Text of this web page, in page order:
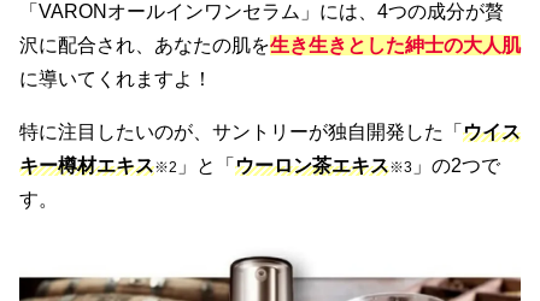
「VARONオールインワンセラム」には、4つの成分が贅
沢に配合され、あなたの肌を生き生きとした紳士の大人肌
に導いてくれますよ！
特に注目したいのが、サントリーが独自開発した「 ウイス
キー樽材エキス※2 」と「 ウーロン茶エキス※3 」の2つで
す。